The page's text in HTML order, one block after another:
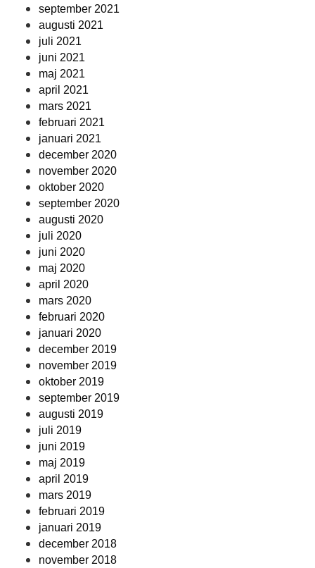
september 2021
augusti 2021
juli 2021
juni 2021
maj 2021
april 2021
mars 2021
februari 2021
januari 2021
december 2020
november 2020
oktober 2020
september 2020
augusti 2020
juli 2020
juni 2020
maj 2020
april 2020
mars 2020
februari 2020
januari 2020
december 2019
november 2019
oktober 2019
september 2019
augusti 2019
juli 2019
juni 2019
maj 2019
april 2019
mars 2019
februari 2019
januari 2019
december 2018
november 2018